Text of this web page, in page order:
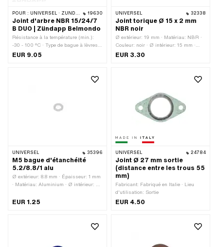
POUR : UNIVERSEL · ZÜNDAPP BELMONDO · ZÜNDAPP 19630
Joint d'arbre NBR 15/24/7
B DUO | Zündapp Belmondo
Résistance à la température (min.):
-30 - 100 °C · Type de bague à lèvres:
B DUO - Avec enveloppe extérieure en
mm · Fabricant: Zündapp · Largeur: 7
mm · Largeur: 9 mm · Matériau: NBR
EUR 9.05
UNIVERSEL 32338
Joint torique Ø 15 x 2 mm
NBR noir
Ø extérieur: 19 mm · Matériau: NBR ·
Couleur: noir · Ø intérieur: 15 mm ·
Épaisseur du cordon: 2 mm · Dureté:
EUR 3.30
UNIVERSEL 35396
M5 bague d'étanchéité
5.2/8.8/1 alu
Ø extérieur: 8.8 mm · Épaisseur: 1 mm
· Matériau: Aluminium · Ø intérieur: 5
EUR 1.25
UNIVERSEL 24784
Joint Ø 27 mm sortie
(distance entre les trous 55
mm)
Fabricant: Fabriqué en Italie · Lieu
d'utilisation: Sortie
EUR 4.50